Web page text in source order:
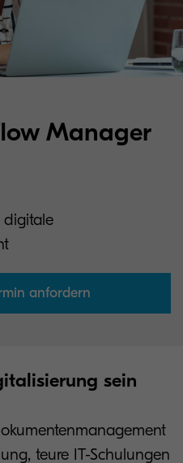
Manager
digitale
anfordern
sein
teure IT-Schulungen